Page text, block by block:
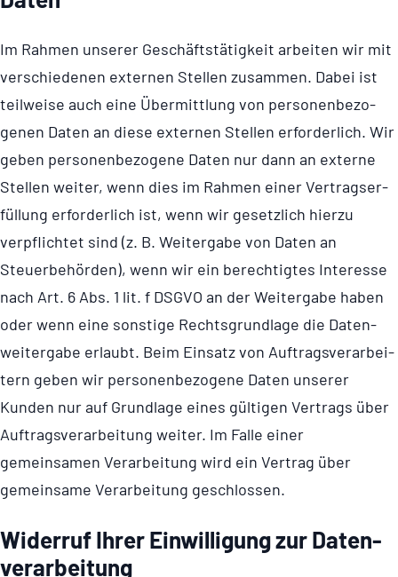
Im Rahmen unserer Geschäfts­tä­tig­keit arbeiten wir mit
verschiedenen externen Stellen zusammen. Dabei ist
teilweise auch eine Übermittlung von perso­nen­be­zo­
genen Daten an diese externen Stellen erforderlich. Wir
geben perso­nen­be­zo­gene Daten nur dann an externe
Stellen weiter, wenn dies im Rahmen einer Vertrags­er­
fül­lung erforderlich ist, wenn wir gesetzlich hierzu
verpflichtet sind (z. B. Weitergabe von Daten an
Steuerbehörden), wenn wir ein berechtigtes Interesse
nach Art. 6 Abs. 1 lit. f DSGVO an der Weitergabe haben
oder wenn eine sonstige Rechts­grund­lage die Daten­
wei­ter­gabe erlaubt. Beim Einsatz von Auftrags­ver­ar­bei­
tern geben wir perso­nen­be­zo­gene Daten unserer
Kunden nur auf Grundlage eines gültigen Vertrags über
Auftrags­ver­ar­bei­tung weiter. Im Falle einer
gemeinsamen Verarbeitung wird ein Vertrag über
gemeinsame Verarbeitung geschlossen.
Widerruf Ihrer Einwil­li­gung zur Daten­
ver­ar­bei­tung